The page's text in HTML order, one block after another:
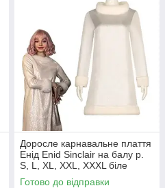
Доросле карнавальне плаття
Енід Enid Sinclair на балу р.
S, L, XL, XXL, XXXL біле
Готово до відправки